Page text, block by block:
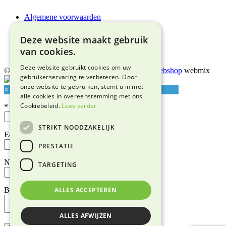
Algemene voorwaarden
Bezorgen & afhalen
Retourneren & garantie
Adres & route
© 2026 Snuffelmarkt Lentjheuvel |Maatwerk webshop webmix
×
*
E-mailadres*
Naam
Bericht
Deze website maakt gebruik
van cookies.
Deze website gebruikt cookies om uw
gebruikerservaring te verbeteren. Door
onze website te gebruiken, stemt u in met
alle cookies in overeenstemming met ons
Cookiebeleid. Lees verder
STRIKT NOODZAKELIJK
PRESTATIE
TARGETING
ALLES ACCEPTEREN
ALLES AFWIJZEN